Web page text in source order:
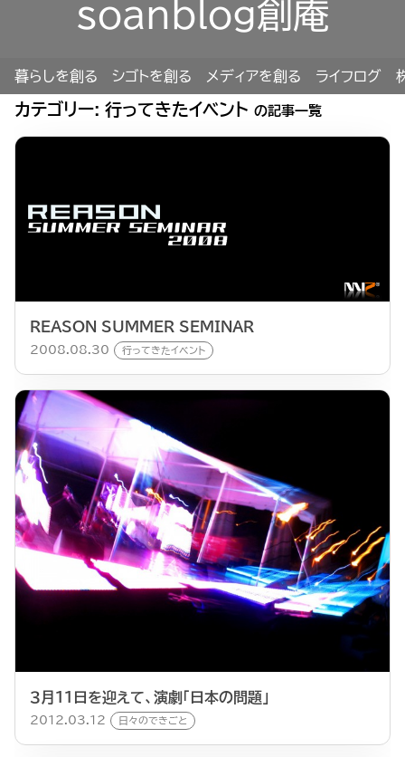
soanblog創庵
暮らしを創る シゴトを創る メディアを創る ライフログ
カテゴリー: 行ってきたイベント の記事一覧
REASON SUMMER SEMINAR
2008.08.30 行ってきたイベント
３月１１日を迎えて、演劇「日本の問題」
2012.03.12 日々のできごと